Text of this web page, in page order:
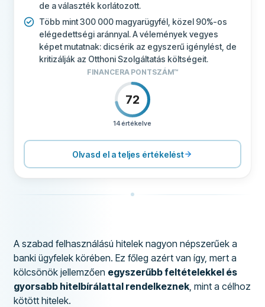
de a választék korlátozott.
Több mint 300 000 magyarügyfél, közel 90%-os
elégedettségi aránnyal. A vélemények vegyes
képet mutatnak: dicsérik az egyszerű igénylést, de
kritizálják az Otthoni Szolgáltatás költségeit.
FINANCERA PONTSZÁM™
72
14 értékelve
FELTÉTELEK 80
Olvasd el a teljes értékelést
A szabad felhasználású hitelek nagyon népszerűek a
banki ügyfelek körében. Ez főleg azért van így, mert a
kölcsönök jellemzően egyszerűbb feltételekkel és
gyorsabb hitelbírálattal rendelkeznek, mint a célhoz
kötött hitelek.